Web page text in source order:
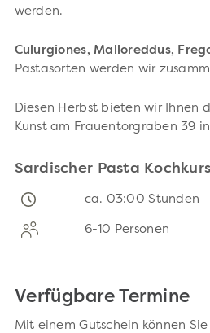
werden.
Culurgiones, Malloreddus,
Pastasorten werden wir
Diesen Herbst bieten wir Ihnen
Kunst am Frauentorgraben 39
Sardischer Pasta
ca. 03:00 Stunden
6-10 Personen
Verfügbare Termine
Mit einem Gutschein können